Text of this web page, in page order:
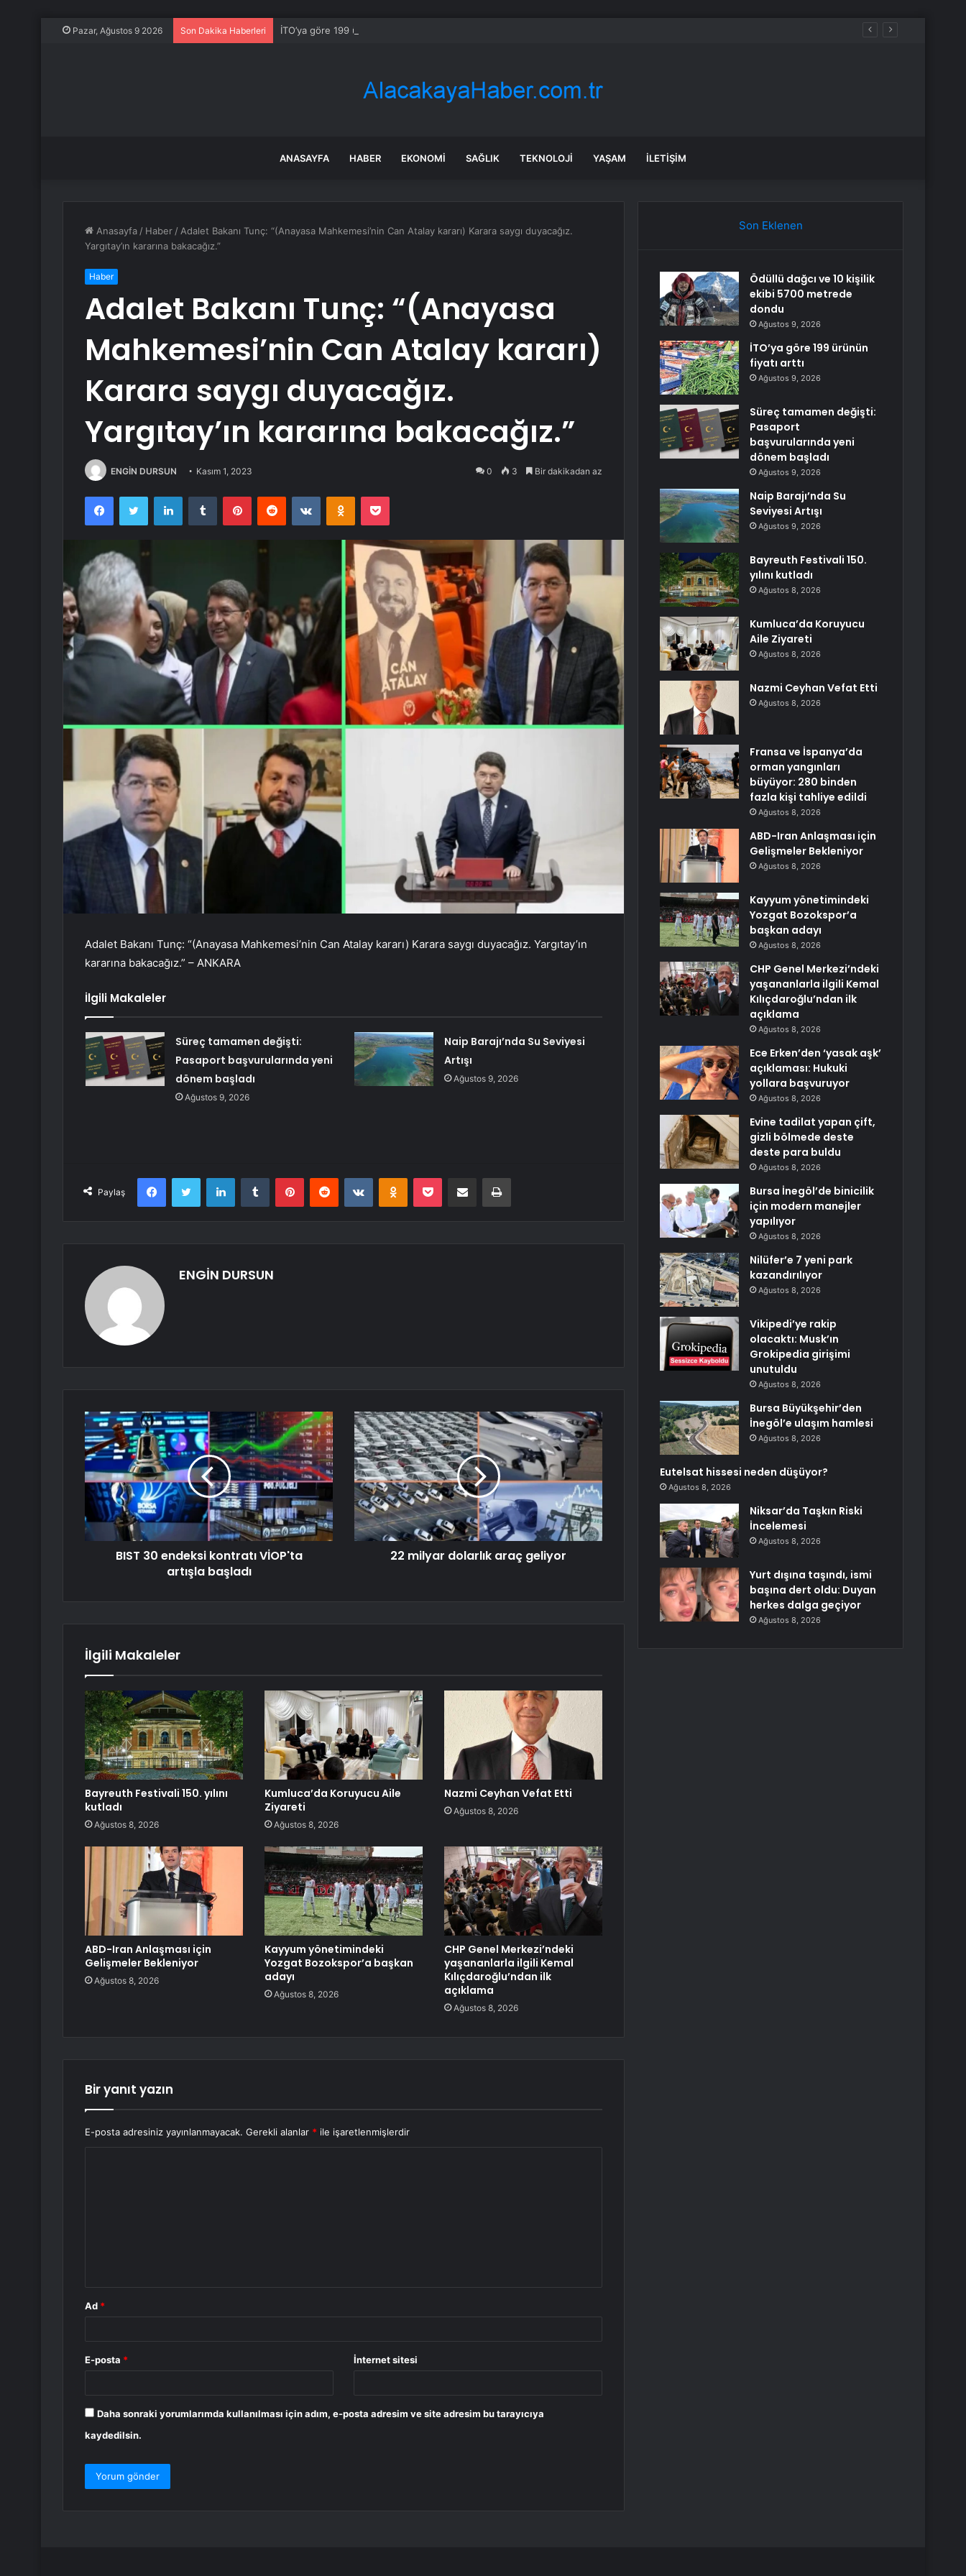
Pazar, Ağustos 9 2026 Son Dakika Haberleri İTO’ya göre 199 ürünün fiyatı arttı
ANASAYFA HABER EKONOMI SAĞLIK TEKNOLOJI YAŞAM İLETIŞIM
Anasayfa / Haber / Adalet Bakanı Tunç: “(Anayasa Mahkemesi’nin Can Atalay kararı) Karara saygı duyacağız.
Yargıtay’ın kararına bakacağız.”
Haber
Adalet Bakanı Tunç: “(Anayasa
Mahkemesi’nin Can Atalay kararı)
Karara saygı duyacağız.
Yargıtay’ın kararına bakacağız.”
ENGİN DURSUN Kasım 1, 2023 0 3 Bir dakikadan az
FacebookTwitter LinkedInTumblr PinterestReddit VKontakteOdnoklassniki
Pocket
Adalet Bakanı Tunç: “(Anayasa Mahkemesi’nin Can Atalay kararı) Karara saygı duyacağız. Yargıtay’ın
kararına bakacağız.” – ANKARA
İlgili Makaleler
Süreç tamamen değişti:
Pasaport başvurularında yeni
dönem başladı
Ağustos 9, 2026
Naip Barajı’nda Su Seviyesi
Artışı
Ağustos 9, 2026
Paylaş
FacebookTwitter LinkedInTumblr PinterestReddit VKontakteOdnoklassniki
Pocket E-Posta ile paylaş Yazdır
ENGİN DURSUN
BIST 30 endeksi kontratı VİOP'ta
artışla başladı
22 milyar dolarlık araç geliyor
İlgili Makaleler
Bayreuth Festivali 150. yılını
kutladı
Ağustos 8, 2026
Kumluca’da Koruyucu Aile
Ziyareti
Ağustos 8, 2026
Nazmi Ceyhan Vefat Etti
Ağustos 8, 2026
ABD-Iran Anlaşması için
Gelişmeler Bekleniyor
Ağustos 8, 2026
Kayyum yönetimindeki
Yozgat Bozokspor’a başkan
adayı
Ağustos 8, 2026
CHP Genel Merkezi’ndeki
yaşananlarla ilgili Kemal
Kılıçdaroğlu’ndan ilk
açıklama
Ağustos 8, 2026
Bir yanıt yazın
E-posta adresiniz yayınlanmayacak. Gerekli alanlar * ile işaretlenmişlerdir
Ad *
E-posta * İnternet sitesi
Daha sonraki yorumlarımda kullanılması için adım, e-posta adresim ve site adresim bu tarayıcıya
kaydedilsin.
Son Eklenen
Ödüllü dağcı ve 10 kişilik
ekibi 5700 metrede
dondu
Ağustos 9, 2026
İTO’ya göre 199 ürünün
fiyatı arttı
Ağustos 9, 2026
Süreç tamamen değişti:
Pasaport
başvurularında yeni
dönem başladı
Ağustos 9, 2026
Naip Barajı’nda Su
Seviyesi Artışı
Ağustos 9, 2026
Bayreuth Festivali 150.
yılını kutladı
Ağustos 8, 2026
Kumluca’da Koruyucu
Aile Ziyareti
Ağustos 8, 2026
Nazmi Ceyhan Vefat Etti
Ağustos 8, 2026
Fransa ve İspanya’da
orman yangınları
büyüyor: 280 binden
fazla kişi tahliye edildi
Ağustos 8, 2026
ABD-Iran Anlaşması için
Gelişmeler Bekleniyor
Ağustos 8, 2026
Kayyum yönetimindeki
Yozgat Bozokspor’a
başkan adayı
Ağustos 8, 2026
CHP Genel Merkezi’ndeki
yaşananlarla ilgili Kemal
Kılıçdaroğlu’ndan ilk
açıklama
Ağustos 8, 2026
Ece Erken’den ‘yasak aşk’
açıklaması: Hukuki
yollara başvuruyor
Ağustos 8, 2026
Evine tadilat yapan çift,
gizli bölmede deste
deste para buldu
Ağustos 8, 2026
Bursa İnegöl’de binicilik
için modern manejler
yapılıyor
Ağustos 8, 2026
Nilüfer’e 7 yeni park
kazandırılıyor
Ağustos 8, 2026
Vikipedi’ye rakip
olacaktı: Musk’ın
Grokipedia girişimi
unutuldu
Ağustos 8, 2026
Bursa Büyükşehir’den
İnegöl’e ulaşım hamlesi
Ağustos 8, 2026
Eutelsat hissesi neden düşüyor?
Ağustos 8, 2026
Niksar’da Taşkın Riski
İncelemesi
Ağustos 8, 2026
Yurt dışına taşındı, ismi
başına dert oldu: Duyan
herkes dalga geçiyor
Ağustos 8, 2026